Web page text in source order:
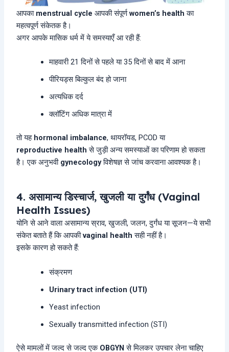
आपका menstrual cycle आपकी संपूर्णwomen’s health का
महत्वपूर्ण संकेतक है।
अगर आपके मासिक धर्म में ये समस्याएँ आ रही हैं:
माहवारी 21 दिनों से पहले या 35 दिनों से बाद में आना
पीरियड्स बिल्कुल बंद हो जाना
अत्यधिक दर्द
क्लॉटिंग अधिक मात्रा में
तो यह hormonal imbalance, थायरॉयड, PCOD या
reproductive health से जुड़ी अन्य समस्याओं का परिणाम हो सकता
है। एक अनुभवी gynecologyविशेषज्ञ से जांच करवाना आवश्यक है।
4. असामान्य डिस्चार्ज, खुजली या दुर्गंध (Vaginal
Health Issues)
योनि से आने वाला असामान्य स्राव, खुजली, जलन, दुर्गंध या सूजन—ये सभी
संकेत बताते हैं कि आपकीvaginal health सही नहीं है।
इसके कारण हो सकते हैं:
संक्रमण
Urinary tract infection (UTI)
Yeast infection
Sexually transmitted infection (STI)
ऐसे मामलों में जल्द से जल्द एक OBGYN से मिलकर उपचार लेना चाहिए